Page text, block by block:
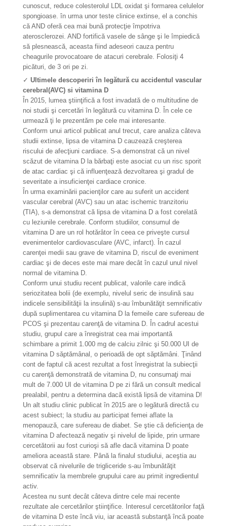
cunoscut, reduce colesterolul LDL oxidat şi formarea celulelor
spongioase. în urma unor teste clinice extinse, el a conchis
că AND oferă cea mai bună protecţie împotriva
aterosclerozei. AND fortifică vasele de sânge şi le împiedică
să plesnească, aceasta fiind adeseori cauza pentru
cheagurile provocatoare de atacuri cerebrale. Folosiţi 4
picături, de 3 ori pe zi.
✓ Ultimele descoperiri în legătură cu accidentul vascular
cerebral(AVC) ​si vitamina D
În 2015, lumea ştiinţifică a fost invadată de o multitudine de
noi studii şi cercetări în legătură cu vitamina D. În cele ce
urmează ţi le prezentăm pe cele mai interesante.
Conform unui articol publicat anul trecut, care analiza câteva
studii extinse, lipsa de vitamina D cauzează creşterea
riscului de afecţiuni cardiace. S-a demonstrat că un nivel
scăzut de vitamina D la bărbaţi este asociat cu un risc sporit
de atac cardiac şi că influenţează dezvoltarea şi gradul de
severitate a insuficienţei cardiace cronice.
În urma examinării pacienţilor care au suferit un accident
vascular cerebral (AVC) sau un atac ischemic tranzitoriu
(TIA), s-a demonstrat că lipsa de vitamina D a fost corelată
cu leziunile cerebrale. Conform studiilor, consumul de
vitamina D are un rol hotărâtor în ceea ce priveşte cursul
evenimentelor cardiovasculare (AVC, infarct). În cazul
carenţei medii sau grave de vitamina D, riscul de eveniment
cardiac şi de deces este mai mare decât în cazul unul nivel
normal de vitamina D.
Conform unui studiu recent publicat, valorile care indică
seriozitatea bolii (de exemplu, nivelul seric de insulină sau
indicele sensibilităţii la insulină) s-au îmbunătăţit semnificativ
după suplimentarea cu vitamina D la femeile care sufereau de
PCOS şi prezentau carenţă de vitamina D. În cadrul acestui
studiu, grupul care a înregistrat cea mai importantă
schimbare a primit 1.000 mg de calciu zilnic şi 50.000 UI de
vitamina D săptămânal, o perioadă de opt săptămâni. Ţinând
cont de faptul că acest rezultat a fost înregistrat la subiecţii
cu carenţă demonstrată de vitamina D, nu consumaţi mai
mult de 7.000 UI de vitamina D pe zi fără un consult medical
prealabil, pentru a determina dacă există lipsă de vitamina D!
Un alt studiu clinic publicat în 2015 are o legătură directă cu
acest subiect; la studiu au participat femei aflate la
menopauză, care sufereau de diabet. Se ştie că deficienţa de
vitamina D afectează negativ şi nivelul de lipide, prin urmare
cercetătorii au fost curioşi să afle dacă vitamina D poate
ameliora această stare. Până la finalul studiului, aceştia au
observat că nivelurile de trigliceride s-au îmbunătăţit
semnificativ la membrele grupului care au primit ingredientul
activ.
Acestea nu sunt decât câteva dintre cele mai recente
rezultate ale cercetărilor ştiinţifice. Interesul cercetătorilor faţă
de vitamina D este încă viu, iar această substanţă încă poate